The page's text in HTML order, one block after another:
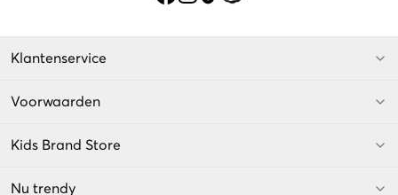
Klantenservice
Voorwaarden
Kids Brand Store
Nu trendy